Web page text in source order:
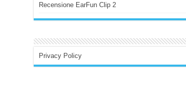
Recensione EarFun Clip 2
Privacy Policy